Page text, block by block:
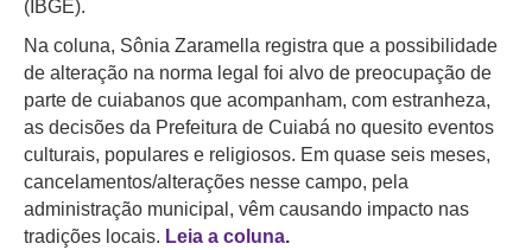
(IBGE).
Na coluna, Sônia Zaramella registra que a possibilidade
de alteração na norma legal foi alvo de preocupação de
parte de cuiabanos que acompanham, com estranheza,
as decisões da Prefeitura de Cuiabá no quesito eventos
culturais, populares e religiosos. Em quase seis meses,
cancelamentos/alterações nesse campo, pela
administração municipal, vêm causando impacto nas
tradições locais. Leia a coluna.